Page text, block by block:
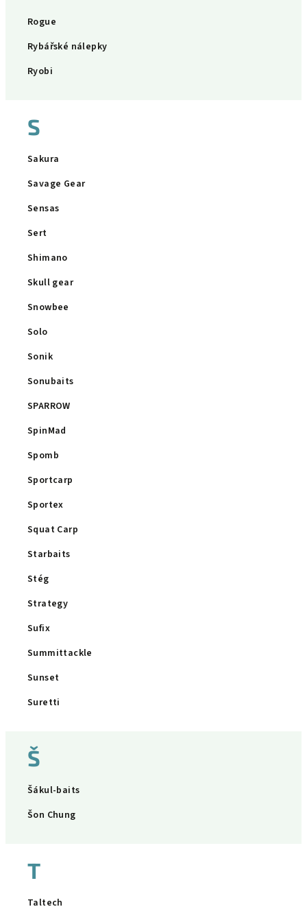
Rogue
Rybářské nálepky
Ryobi
S
Sakura
Savage Gear
Sensas
Sert
Shimano
Skull gear
Snowbee
Solo
Sonik
Sonubaits
SPARROW
SpinMad
Spomb
Sportcarp
Sportex
Squat Carp
Starbaits
Stég
Strategy
Sufix
Summittackle
Sunset
Suretti
Š
Šákul-baits
Šon Chung
T
Taltech